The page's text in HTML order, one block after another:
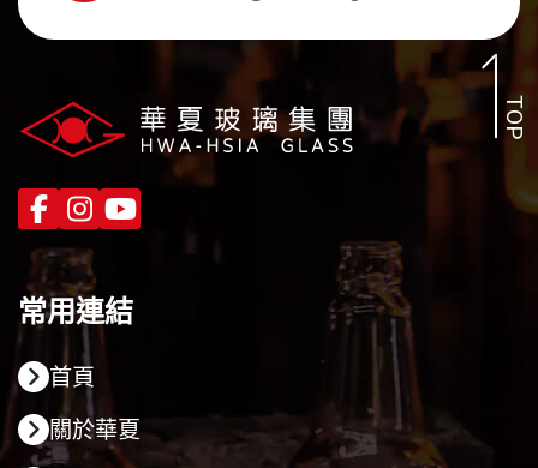
TOP
常用連結
首頁
關於華夏